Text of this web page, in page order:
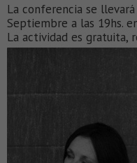
La conferencia se
Septiembre a las 19hs.
La actividad es gratuita,